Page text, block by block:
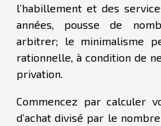
l’habillement et des
années, pousse de
arbitrer; le minimalisme
rationnelle, à condition de
privation.
Commencez par calculer
d’achat divisé par le